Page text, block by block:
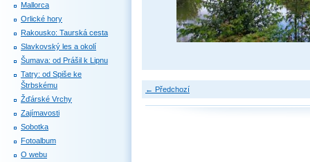
← Předchozí
Mallorca
Orlické hory
Rakousko: Taurská cesta
Slavkovský les a okolí
Šumava: od Prášil k Lipnu
Tatry: od Spiše ke
Štrbskému
Žďárské Vrchy
Zajímavosti
Sobotka
Fotoalbum
O webu